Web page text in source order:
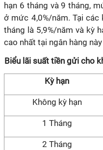
hạn 6 tháng và 9 tháng,
ở mức 4,0%/năm. Tại các
tháng là 5,9%/năm và kỳ
cao nhất tại ngân hàng
Biểu lãi suất tiền gửi cho
Kỳ hạn
Không kỳ hạn
1 Tháng
2 Tháng